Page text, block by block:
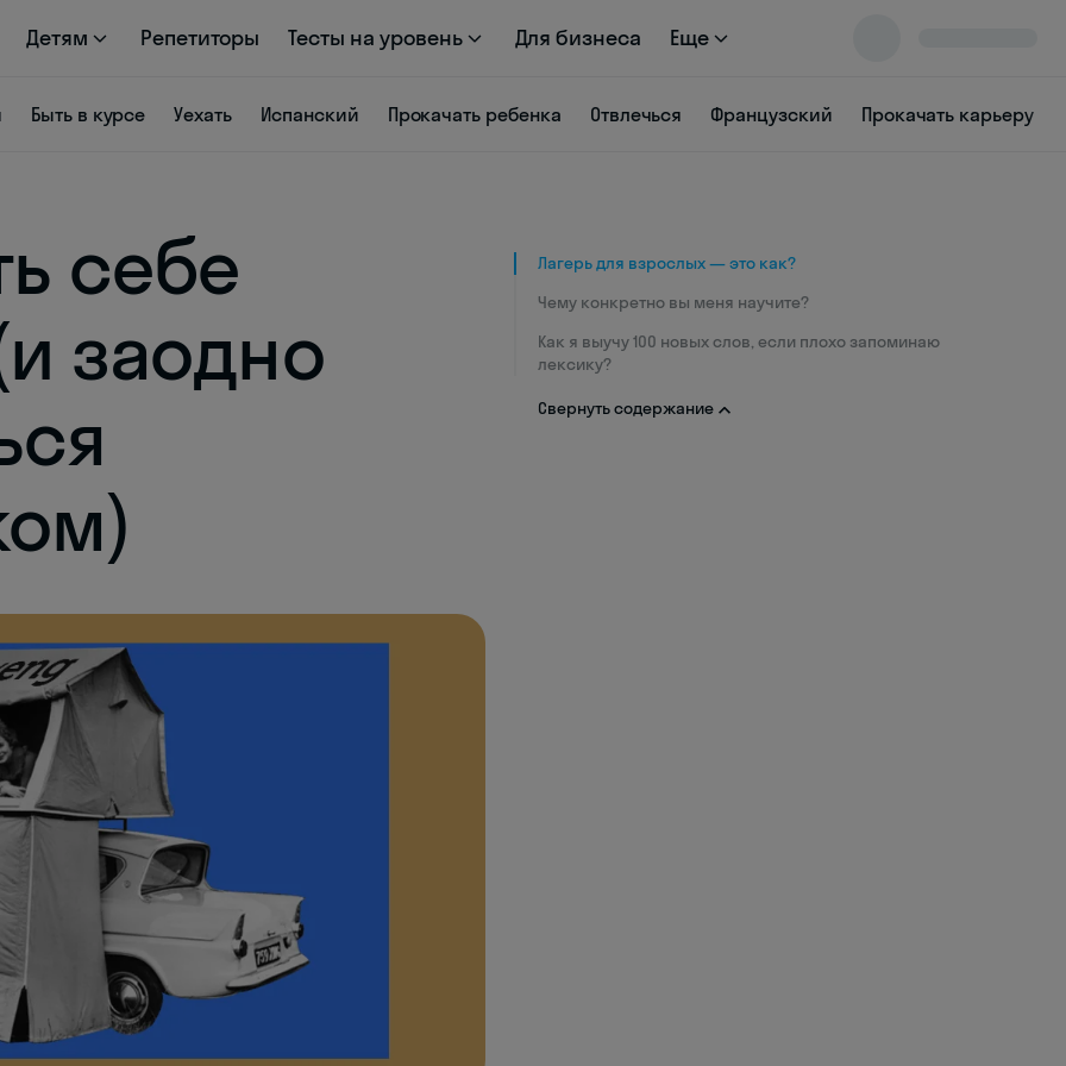
Детям Репетиторы Тесты на уровень Для бизнеса Еще
Быть в курсе Уехать Испанский Прокачать ребенка Отвлечься Французский Прокачать карьеру
себе
заодно
Лагерь для взрослых — это как?
Чему конкретно вы меня научите?
Как я выучу 100 новых слов, если плохо запоминаю
лексику?
Свернуть содержание